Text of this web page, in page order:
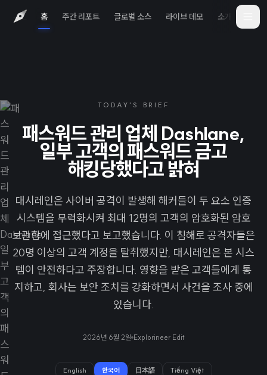
홈 주간 리포트 글로벌 소스 라이브 데모 소개
TODAY'S BRIEF
패스워드 관리 업체 Dashlane,
일부 고객의 패스워드 금고
해킹당했다고 밝혀
대시레인은 사이버 공격이 발생해 해커들이 두 요소 인증
시스템을 무력화시켜 최대 12명의 고객의 암호화된 암호
보관함에 접근했다고 보고했습니다. 이 침해로 공격자들은
20명 이상의 고객 계정을 탈취했지만, 대시레인은 본 시스
템이 안전하다고 주장합니다. 영향을 받은 고객들에게 통
지하고, 회사는 보안 조치를 강화하면서 사건을 조사 중에
있습니다.
2026년 6월 2일 Explorineer Edit
English 한국어 日本語 Tiếng Việt